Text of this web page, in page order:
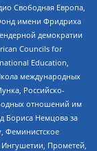
Свободная Европа,
имени Фридриха
демократии
Councils for
Education,
международных
Российско-
отношений им
Бориса Немцова за
Феминистское
Ингушетии, Прометей,